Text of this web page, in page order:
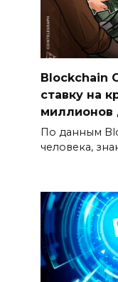
Blockchain
ставку на
миллионов
По данным
человека,